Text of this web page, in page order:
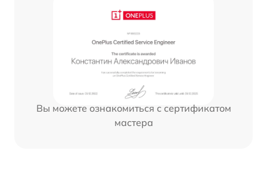
Вы можете ознакомиться с сертификатом
мастера